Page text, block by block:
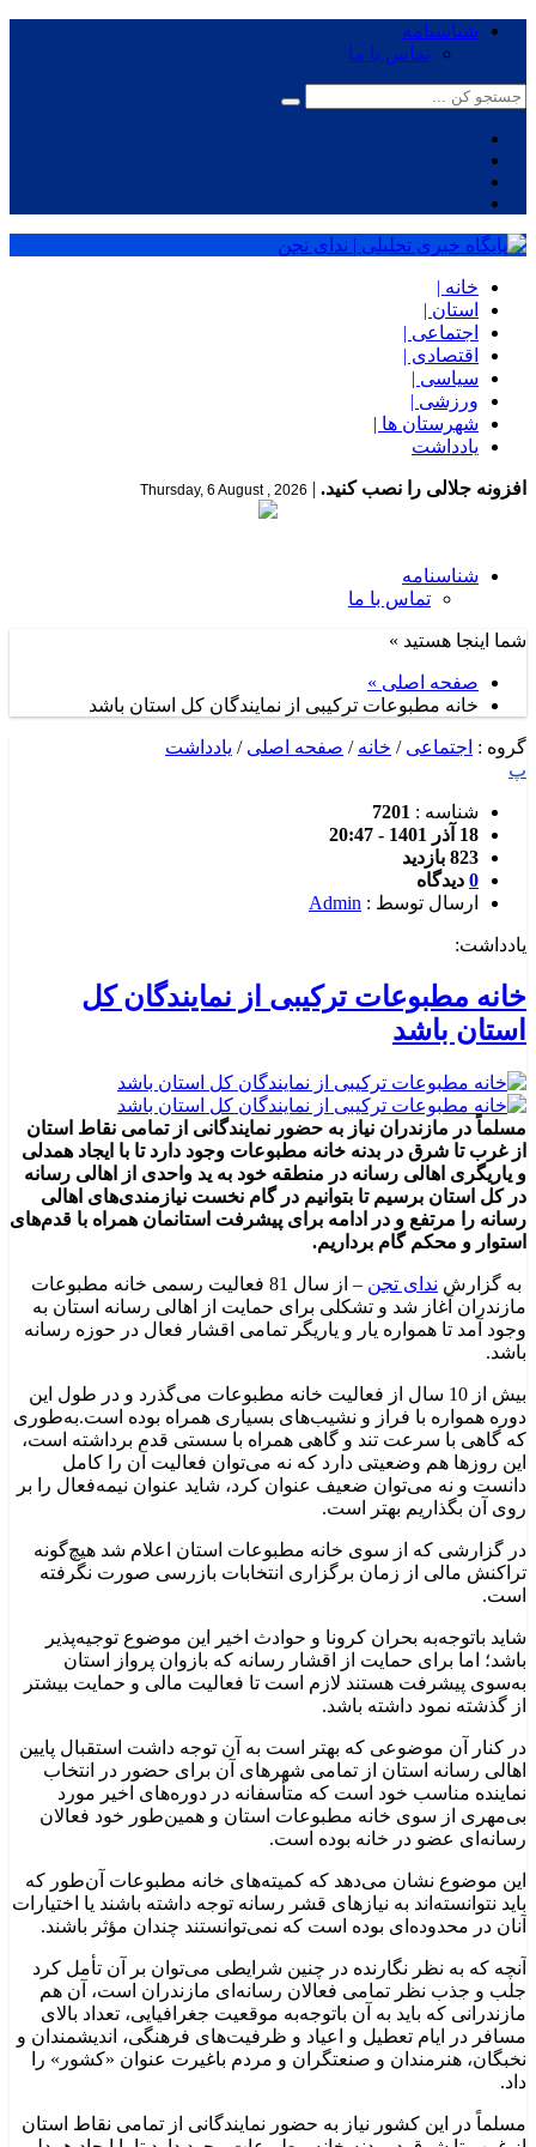
شناسنامه
تماس با ما
خانه |
استان |
اجتماعی |
اقتصادی |
سیاسی |
ورزشی |
شهرستان ها |
یادداشت
افزونه جلالی را نصب کنید. |
Thursday, 6 August , 2026
شناسنامه
تماس با ما
شما اینجا هستید »
صفحه اصلی »
خانه مطبوعات ترکیبی از نمایندگان کل استان باشد
گروه : اجتماعی / خانه / صفحه اصلی / یادداشت
پ
شناسه : 7201
18 آذر 1401 - 20:47
823 بازدید
0 دیدگاه
ارسال توسط : Admin
یادداشت:
خانه مطبوعات ترکیبی از نمایندگان کل
استان باشد
مسلماً در مازندران نیاز به حضور نمایندگانی از تمامی نقاط استان
از غرب تا شرق در بدنه خانه مطبوعات وجود دارد تا با ایجاد همدلی
و یاریگری اهالی رسانه در منطقه خود به ید واحدی از اهالی رسانه
در کل استان برسیم تا بتوانیم در گام نخست نیازمندی‌های اهالی
رسانه را مرتفع و در ادامه برای پیشرفت استانمان همراه با قدم‌های
استوار و محکم گام برداریم.
به گزارش ندای تجن
– از سال 81 فعالیت رسمی خانه مطبوعات
مازندران آغاز شد و تشکلی برای حمایت از اهالی رسانه استان به
وجود آمد تا همواره یار و یاریگر تمامی اقشار فعال در حوزه رسانه
باشد.
بیش از 10 سال از فعالیت خانه مطبوعات می‌گذرد و در طول این
دوره همواره با فراز و نشیب‌های بسیاری همراه بوده است.به‌طوری
که گاهی با سرعت تند و گاهی همراه با سستی قدم برداشته است،
این روزها هم وضعیتی دارد که نه می‌توان فعالیت آن را کامل
دانست و نه می‌توان ضعیف عنوان کرد، شاید عنوان نیمه‌فعال را بر
روی آن بگذاریم بهتر است.
در گزارشی که از سوی خانه مطبوعات استان اعلام شد هیچ‌گونه
تراکنش مالی از زمان برگزاری انتخابات بازرسی صورت نگرفته
است.
شاید باتوجه‌به بحران کرونا و حوادث اخیر این موضوع توجیه‌پذیر
باشد؛ اما برای حمایت از اقشار رسانه که بازوان پرواز استان
به‌سوی پیشرفت هستند لازم است تا فعالیت مالی و حمایت بیشتر
از گذشته نمود داشته باشد.
در کنار آن موضوعی که بهتر است به آن توجه داشت استقبال پایین
اهالی رسانه استان از تمامی شهرهای آن برای حضور در انتخاب
نماینده مناسب خود است که متأسفانه در دوره‌های اخیر مورد
بی‌مهری از سوی خانه مطبوعات استان و همین‌طور خود فعالان
رسانه‌ای عضو در خانه بوده است.
این موضوع نشان می‌دهد که کمیته‌های خانه مطبوعات آن‌طور که
باید نتوانسته‌اند به نیازهای قشر رسانه توجه داشته باشند یا اختیارات
آنان در محدوده‌ای بوده است که نمی‌توانستند چندان مؤثر باشند.
آنچه که به نظر نگارنده در چنین شرایطی می‌توان بر آن تأمل کرد
جلب و جذب نظر تمامی فعالان رسانه‌ای مازندران است، آن هم
مازندرانی که باید به آن باتوجه‌به موقعیت جغرافیایی، تعداد بالای
مسافر در ایام تعطیل و اعیاد و ظرفیت‌های فرهنگی، اندیشمندان و
نخبگان، هنرمندان و صنعتگران و مردم باغیرت عنوان «کشور» را
داد.
مسلماً در این کشور نیاز به حضور نمایندگانی از تمامی نقاط استان